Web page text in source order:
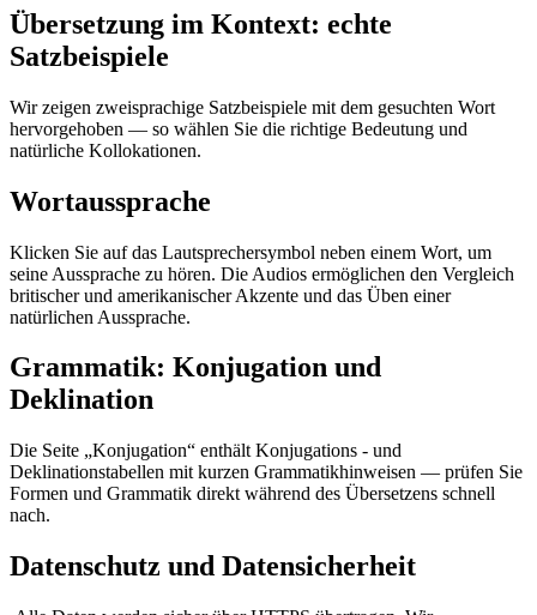
Übersetzung im Kontext: echte
Satzbeispiele
Wir zeigen zweisprachige Satzbeispiele mit dem gesuchten Wort
hervorgehoben — so wählen Sie die richtige Bedeutung und
natürliche Kollokationen.
Wortaussprache
Klicken Sie auf das Lautsprechersymbol neben einem Wort, um
seine Aussprache zu hören. Die Audios ermöglichen den Vergleich
britischer und amerikanischer Akzente und das Üben einer
natürlichen Aussprache.
Grammatik: Konjugation und
Deklination
Die Seite „Konjugation“ enthält Konjugations - und
Deklinationstabellen mit kurzen Grammatikhinweisen — prüfen Sie
Formen und Grammatik direkt während des Übersetzens schnell
nach.
Datenschutz und Datensicherheit